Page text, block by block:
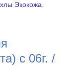
Экокожа
с 06г. /